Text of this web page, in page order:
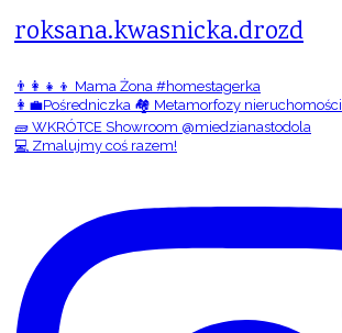
roksana.kwasnicka.drozd
👨‍👩‍👧‍👦 Mama Żona #homestagerka
👩‍💼Pośredniczka 🏘️ Metamorfozy nieruchomości
🧱 WKRÓTCE Showroom @miedzianastodola
💻 Zmalujmy coś razem!